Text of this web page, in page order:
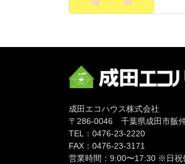
成田エコハウス株式会社
〒286-0046 千葉県成田市飯
TEL：0476-23-2220
FAX：0476-23-3171
営業時間：9:00〜17:30 ※日祝